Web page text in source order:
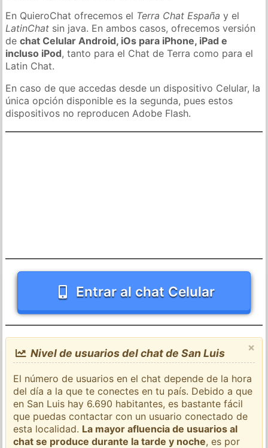
En QuieroChat ofrecemos el Terra Chat España y el
LatinChat sin java. En ambos casos, ofrecemos versión
dechat Celular Android, iOs para iPhone, iPad e
incluso iPod, tanto para el Chat de Terra como para el
Latin Chat.
En caso de que accedas desde un dispositivo Celular, la
única opción disponible es la segunda, pues estos
dispositivos no reproducen Adobe Flash.
Entrar al chat Celular
×
Nivel de usuarios del chat de San Luis
El número de usuarios en el chat depende de la hora
del día a la que te conectes en tu país. Debido a que
en San Luis hay 6.690 habitantes, es bastante fácil
que puedas contactar con un usuario conectado de
esta localidad. La mayor afluencia de usuarios al
chat se produce durante la tarde y noche, es por